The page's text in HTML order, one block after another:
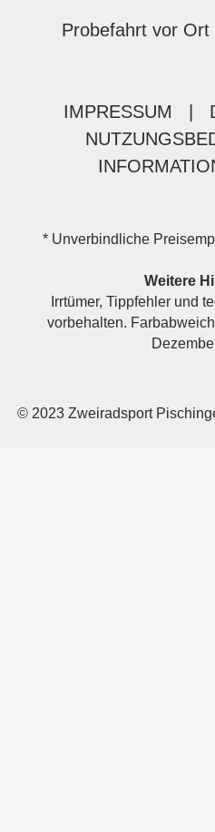
Probefahrt vor Ort
IMPRESSUM
* Unverbindliche
Weitere
Irrtümer, Tippfehler und
vorbehalten.
© 2023 Zweiradsport